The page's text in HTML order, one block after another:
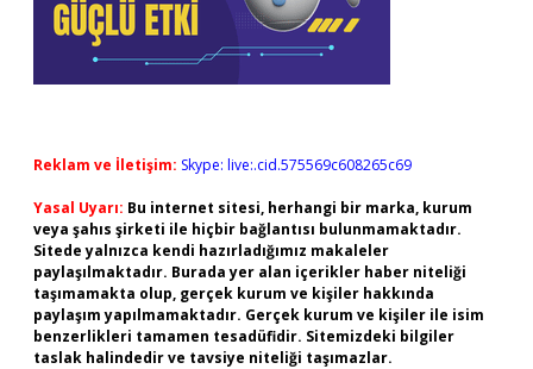
Reklam ve İletişim: Skype: live:.cid.575569c608265c69
Yasal Uyarı: Bu internet sitesi, herhangi bir marka, kurum
veya şahıs şirketi ile hiçbir bağlantısı bulunmamaktadır.
Sitede yalnızca kendi hazırladığımız makaleler
paylaşılmaktadır. Burada yer alan içerikler haber niteliği
taşımamakta olup, gerçek kurum ve kişiler hakkında
paylaşım yapılmamaktadır. Gerçek kurum ve kişiler ile isim
benzerlikleri tamamen tesadüfidir. Sitemizdeki bilgiler
taslak halindedir ve tavsiye niteliği taşımazlar.